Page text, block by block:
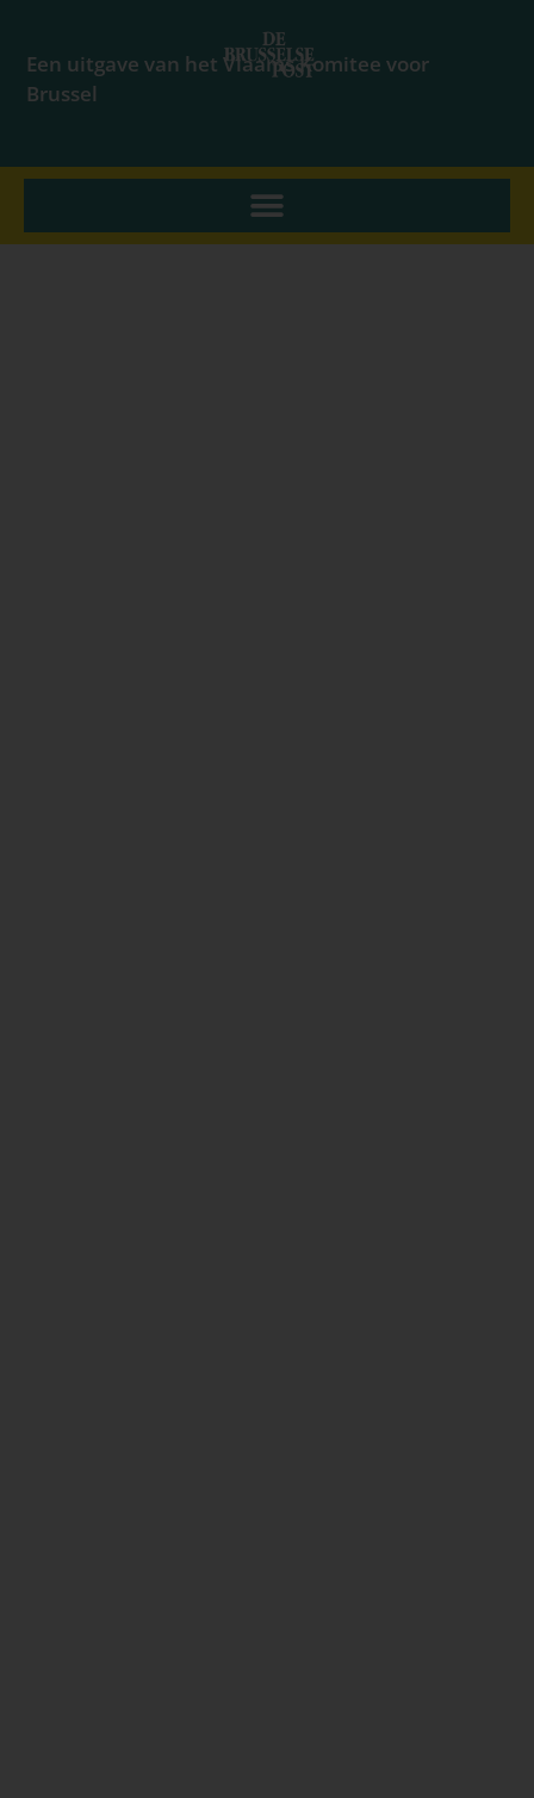
Een uitgave van het Vlaams Komitee voor
Brussel